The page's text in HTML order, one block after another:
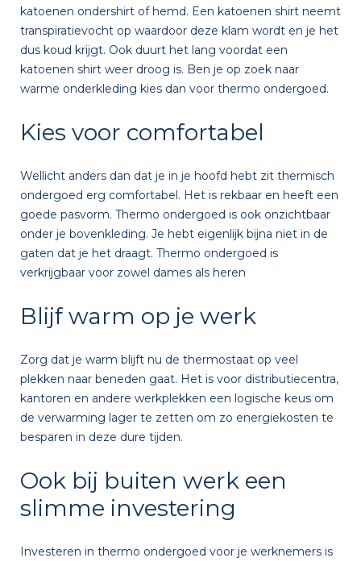
katoenen ondershirt of hemd. Een katoenen shirt neemt
transpiratievocht op waardoor deze klam wordt en je het
dus koud krijgt. Ook duurt het lang voordat een
katoenen shirt weer droog is. Ben je op zoek naar
warme onderkleding kies dan voor thermo ondergoed.
Kies voor comfortabel
Wellicht anders dan dat je in je hoofd hebt zit thermisch
ondergoed erg comfortabel. Het is rekbaar en heeft een
goede pasvorm. Thermo ondergoed is ook onzichtbaar
onder je bovenkleding. Je hebt eigenlijk bijna niet in de
gaten dat je het draagt. Thermo ondergoed is
verkrijgbaar voor zowel dames als heren
Blijf warm op je werk
Zorg dat je warm blijft nu de thermostaat op veel
plekken naar beneden gaat. Het is voor distributiecentra,
kantoren en andere werkplekken een logische keus om
de verwarming lager te zetten om zo energiekosten te
besparen in deze dure tijden.
Ook bij buiten werk een
slimme investering
Investeren in thermo ondergoed voor je werknemers is